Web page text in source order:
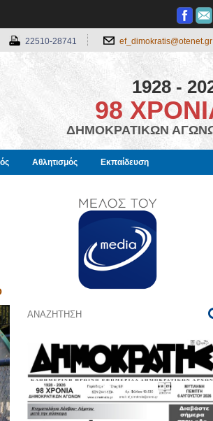
22510-28741 ef_dimokratis@otenet.gr
1928 -
98
ΔΗΜΟΚΡΑΤΙΚΩΝ
Αθλητισμός Εκπαίδευση